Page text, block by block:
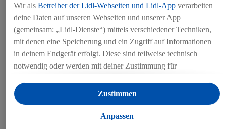
Lidl Schweiz treibt das Thema der fairen Entlohnung im eigenen
Unternehmen und seiner Wertschöpfungskette aktiv voran. Wir sind
der Überzeugung: Chancengleichheit und Diversität sind zentrale
Bausteine für ein nachhaltig erfolgreiches Unternehmen.
Schweizer Lieferanten
Als Schweizer Unternehmen ist es uns und unseren Stakeholdern
ein wichtiges Anliegen, die Wertschöpfung grösstenteils in der
Wir als Betreiber der Lidl-Webseiten und Lidl-App verarbeiten
deine Daten auf unseren Webseiten und unserer App
(gemeinsam: „Lidl-Dienste“) mittels verschiedener Techniken,
mit denen eine Speicherung und ein Zugriff auf Informationen
in deinem Endgerät erfolgt. Diese sind teilweise technisch
notwendig oder werden mit deiner Zustimmung für
personalisierte Werbung innerhalb und außerhalb der Lidl-
Dienste verwendet. Sofern du Teilnehmer des Lidl Plus-
Programms bist, werden für diese Zwecke auch Daten aus
Anpassen
Zustimmen